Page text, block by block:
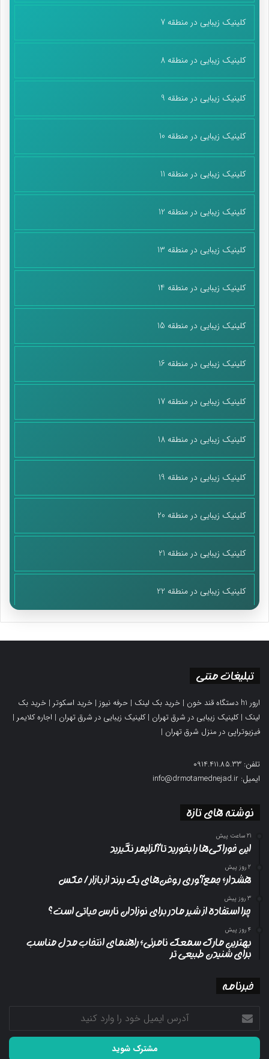
کلینیک زیبایی در منطقه 7
کلینیک زیبایی در منطقه 8
کلینیک زیبایی در منطقه 9
کلینیک زیبایی در منطقه 10
کلینیک زیبایی در منطقه 11
کلینیک زیبایی در منطقه 12
کلینیک زیبایی در منطقه 13
کلینیک زیبایی در منطقه 14
کلینیک زیبایی در منطقه 15
کلینیک زیبایی در منطقه 16
کلینیک زیبایی در منطقه 17
کلینیک زیبایی در منطقه 18
کلینیک زیبایی در منطقه 19
کلینیک زیبایی در منطقه 20
کلینیک زیبایی در منطقه 21
کلینیک زیبایی در منطقه 22
تبلیغات متنی
ارور h1 دستگاه قند خون | خرید بک لینک | حرفه نیوز | خرید اسکوتر | خرید بک
لینک |کلینیک زیبایی در شرق تهران |کلینیک زیبایی در شرق تهران | اجاره کلایمر |
فیزیوتراپی در منزل شرق تهران |
تلفن: 0914.411.85.33
ایمیل: info@drmotamednejad.ir
نوشته های تازه
21 ساعت پیش
این خوراکی‌ها را بخورید تا آلزایمر نگیرید
2 روز پیش
هشدار؛ جمع‌آوری روغن‌های یک برند از بازار/ عکس
3 روز پیش
چرا استفاده از شیر مادر برای نوزادان نارس حیاتی است؟
4 روز پیش
بهترین مارک سمعک نامرئی؛ راهنمای انتخاب مدل مناسب
برای شنیدن طبیعی تر
خبرنامه
آدرس
ایمیل
خود